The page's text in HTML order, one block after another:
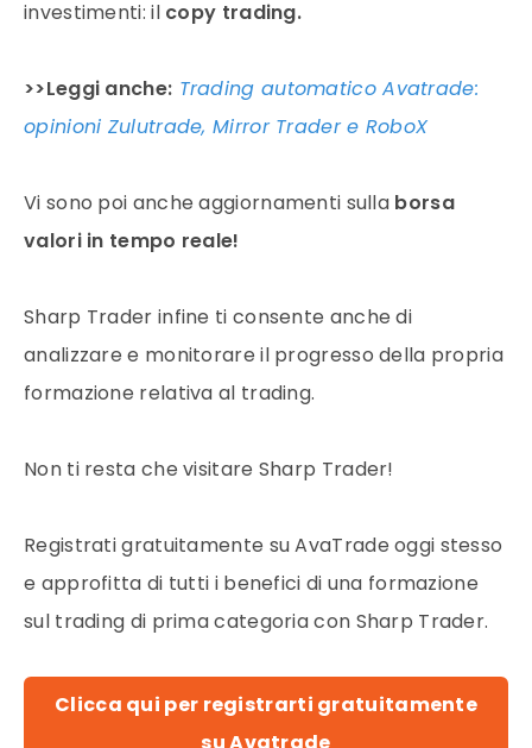
investimenti: il copy trading.
>>Leggi anche: Trading automatico Avatrade:
opinioni Zulutrade, Mirror Trader e RoboX
Vi sono poi anche aggiornamenti sulla borsa
valori in tempo reale!
Sharp Trader infine ti consente anche di
analizzare e monitorare il progresso della propria
formazione relativa al trading.
Non ti resta che visitare Sharp Trader!
Registrati gratuitamente su AvaTrade oggi stesso
e approfitta di tutti i benefici di una formazione
sul trading di prima categoria con Sharp Trader.
Clicca qui per registrarti gratuitamente